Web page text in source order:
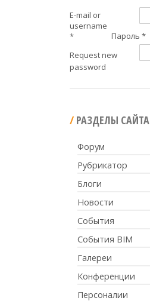
E-mail or
username
*
Пароль *
Request new
password
РАЗДЕЛЫ САЙТА
Форум
Рубрикатор
Блоги
Новости
События
События BIM
Галереи
Конференции
Персоналии